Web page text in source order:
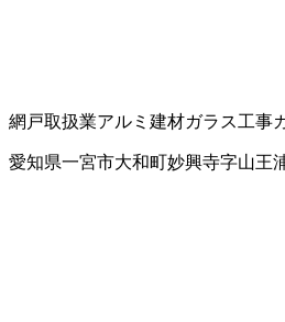
網戸取扱業アルミ建材ガラス工事
愛知県一宮市大和町妙興寺字山王